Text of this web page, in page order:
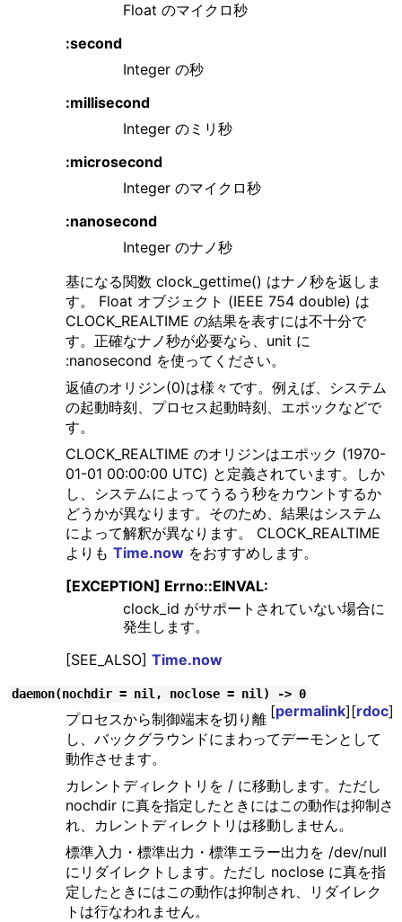
Float のマイクロ秒
:second
Integer の秒
:millisecond
Integer のミリ秒
:microsecond
Integer のマイクロ秒
:nanosecond
Integer のナノ秒
基になる関数 clock_gettime() はナノ秒を返しま
す。 Float オブジェクト (IEEE 754 double) は
CLOCK_REALTIME の結果を表すには不十分で
す。正確なナノ秒が必要なら、unit に
:nanosecond を使ってください。
返値のオリジン(0)は様々です。例えば、システム
の起動時刻、プロセス起動時刻、エポックなどで
す。
CLOCK_REALTIME のオリジンはエポック (1970-
01-01 00:00:00 UTC) と定義されています。しか
し、システムによってうるう秒をカウントするか
どうかが異なります。そのため、結果はシステム
によって解釈が異なります。 CLOCK_REALTIME
よりも Time.nowをおすすめします。
[EXCEPTION] Errno::EINVAL:
clock_id がサポートされていない場合に
発生します。
[SEE_ALSO] Time.now
daemon(nochdir = nil, noclose = nil) -> 0
[permalink][rdoc]
プロセスから制御端末を切り離
し、バックグラウンドにまわってデーモンとして
動作させます。
カレントディレクトリを / に移動します。ただし
nochdir に真を指定したときにはこの動作は抑制さ
れ、カレントディレクトリは移動しません。
標準入力・標準出力・標準エラー出力を /dev/null
にリダイレクトします。ただし noclose に真を指
定したときにはこの動作は抑制され、リダイレク
トは行なわれません。